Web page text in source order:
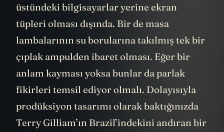
üstündeki bilgisayarlar yerine ekran
tüpleri olması dışında. Bir de masa
lambalarının su borularına takılmış tek bir
çıplak ampulden ibaret olması. Eğer bir
anlam kayması yoksa bunlar da parlak
fikirleri temsil ediyor olmalı. Dolayısıyla
prodüksiyon tasarımı olarak baktığınızda
Terry Gilliam’ın Brazil’indekini andıran bir